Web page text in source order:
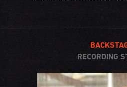
RECORDING